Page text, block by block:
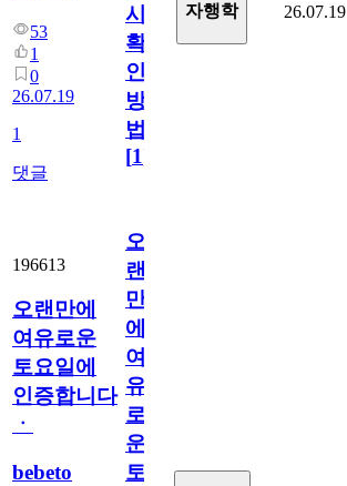
53
1
0
26.07.19
1
댓글
시
확
인
방
법
[1]
자행학 26.07.19
196613
오랜만에
여유로운
토요일에
인증합니다
ㆍ
bebeto
오
랜
만
에
여
유
로
운
토